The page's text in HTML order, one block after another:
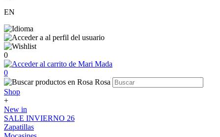
EN
0
0
Shop
+
New in
SALE INVIERNO 26
Zapatillas